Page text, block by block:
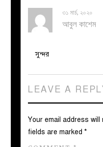
৩১ মার্চ, ২০২০
আবুল কাশেম
সুন্দর
LEAVE A
Your email address will
fields are marked*